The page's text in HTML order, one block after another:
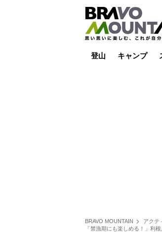
登山 キャンプ
BRAVO MOUNTAIN
アクテ
「禁漁期にも楽しめる！」利